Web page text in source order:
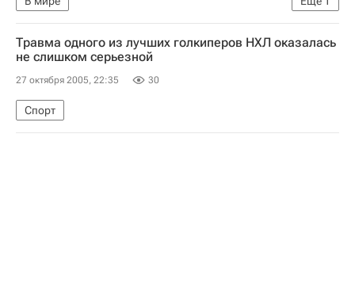
Новое обострение в палестино-израильских отношениях
Травма одного из лучших голкиперов НХЛ оказалась
не слишком серьезной
27 октября 2005, 22:35 30
Спорт